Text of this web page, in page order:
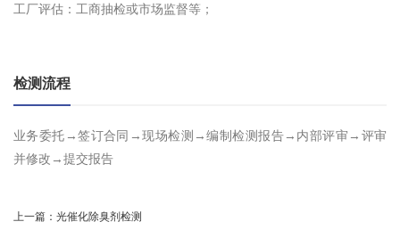
工厂评估：工商抽检或市场监督等；
检测流程
业务委托→签订合同→现场检测→编制检测报告→内部评审→评审
并修改→提交报告
上一篇： 光催化除臭剂检测